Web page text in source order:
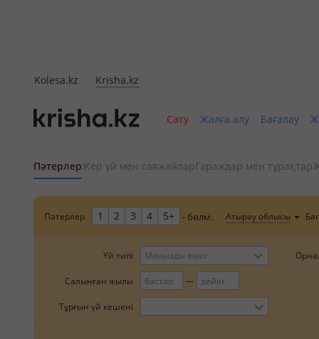
Kolesa.kz Krisha.kz
Сату Жалға алу Бағалау
ПәтерлерЖер үй мен саяжайларГараждар мен тұрақтар
Пәтерлер 1 2 3 4 5+ - бөлм. Атырау облысы
Үй типі Маңызды емес
Салынған жылы
Тұрғын үй кешені